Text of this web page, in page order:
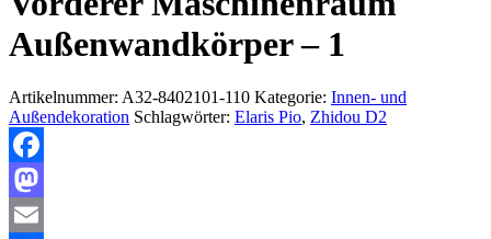
Außenwandkörper – 1
Artikelnummer: A32-8402101-110 Kategorie: Innen- und
Außendekoration Schlagwörter: Elaris Pio, Zhidou D2
Facebook
Mastodon